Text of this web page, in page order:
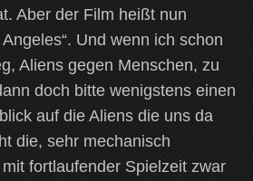
Aber der Film heißt nun
Und wenn ich schon
Aliens gegen Menschen, zu
doch bitte wenigstens einen
auf die Aliens die uns da
die, sehr mechanisch
fortlaufender Spielzeit zwar